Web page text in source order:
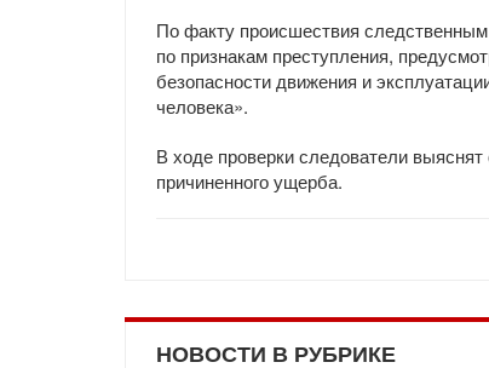
По факту происшествия
по признакам преступления,
безопасности движения и
человека».
В ходе проверки следователи
причиненного ущерба.
НОВОСТИ В РУБРИКЕ